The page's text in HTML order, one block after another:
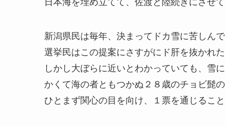
日本海を埋め立てて、佐渡と陸続きにさせ
新潟県民は毎年、決まってドカ雪に苦しん
選挙民はこの提案にさすがにド肝を抜かれ
しかし大ぼらに近いとわかっていても、雪
かくて海の者ともつかぬ２８歳のチョビ髭
ひとまず関心の目を向け、１票を通じるこ